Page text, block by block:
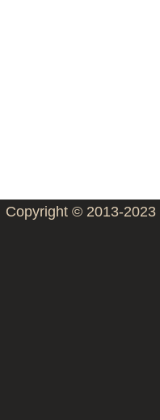
Copyright © 2013-2023